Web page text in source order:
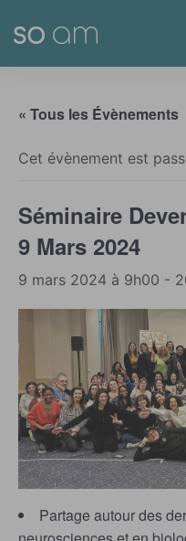
« Tous les Évènements
Cet évènement est
Séminaire
9 Mars 2024
9 mars 2024 à 9h00 -
Partage autour des